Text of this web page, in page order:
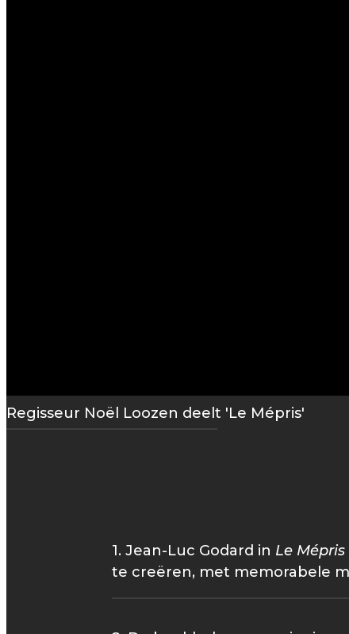
Regisseur Noël Loozen deelt 'Le Mépris'
1. Jean-Luc Godard in Le Mépris
te creëren, met memorabele